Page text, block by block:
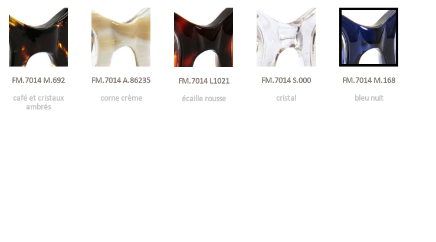
FM.7014 M.692
café et cristaux
ambrés
FM.7014 A.86235
corne crème
FM.7014 L1021
écaille rousse
FM.7014 S.000
cristal
FM.7014 M.168
bleu nuit